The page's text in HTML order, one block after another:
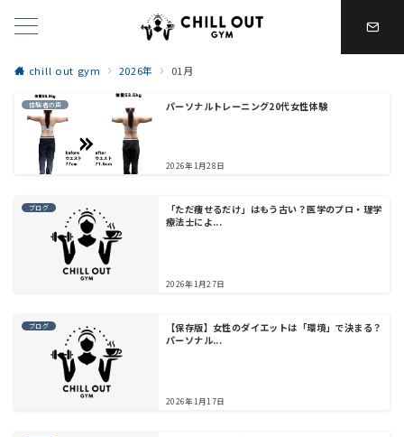
chill out gym 2026年 01月
体験者の声 パーソナルトレーニング20代女性体験
2026年1月28日
ブログ
「ただ痩せるだけ」はもう古い？医学のプロ・理学
療法士によ...
2026年1月27日
ブログ
【保存版】女性のダイエットは「環境」で決まる？
パーソナル...
2026年1月17日